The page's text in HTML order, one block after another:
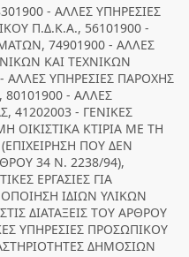
- ΑΛΛΕΣ ΥΠΗΡΕΣΙΕΣ
Π.Δ.Κ.Α., 56101900 -
74901900 - ΑΛΛΕΣ
ΚΑΙ ΤΕΧΝΙΚΩΝ
ΥΠΗΡΕΣΙΕΣ ΠΑΡΟΧΗΣ
- ΑΛΛΕΣ
41202003 - ΓΕΝΙΚΕΣ
ΟΙΚΙΣΤΙΚΑ ΚΤΙΡΙΑ ΜΕ ΤΗ
ΠΟΥ ΔΕΝ
34 Ν. 2238/94),
ΕΡΓΑΣΙΕΣ ΓΙΑ
ΙΔΙΩΝ ΥΛΙΚΩΝ
ΔΙΑΤΑΞΕΙΣ ΤΟΥ ΑΡΘΡΟΥ
ΥΠΗΡΕΣΙΕΣ ΠΡΟΣΩΠΙΚΟΥ
ΔΗΜΟΣΙΩΝ